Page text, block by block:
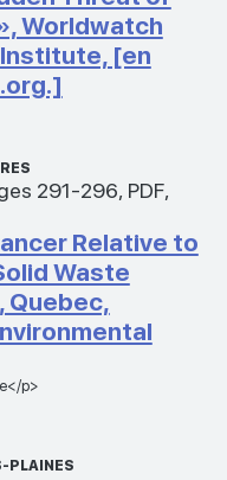
Worldwatch
[en
291-296, PDF,
Relative to
Waste
Quebec,
p>
PLAINES